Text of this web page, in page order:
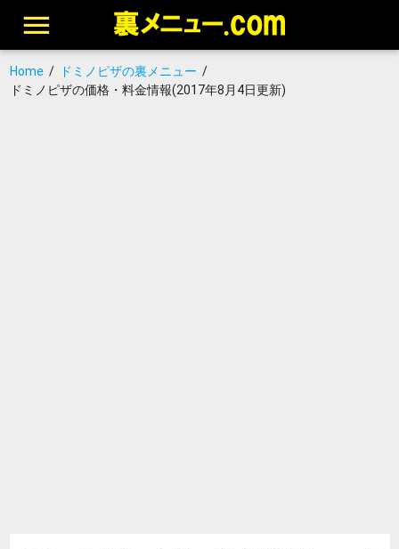
Home/ ドミノピザの裏メニュー /
ドミノピザの価格・料金情報(2017年8月4日更新)